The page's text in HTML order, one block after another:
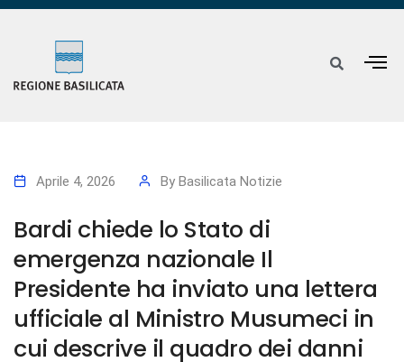
Aprile 4, 2026 By Basilicata Notizie
Bardi chiede lo Stato di
emergenza nazionale Il
Presidente ha inviato una lettera
ufficiale al Ministro Musumeci in
cui descrive il quadro dei danni